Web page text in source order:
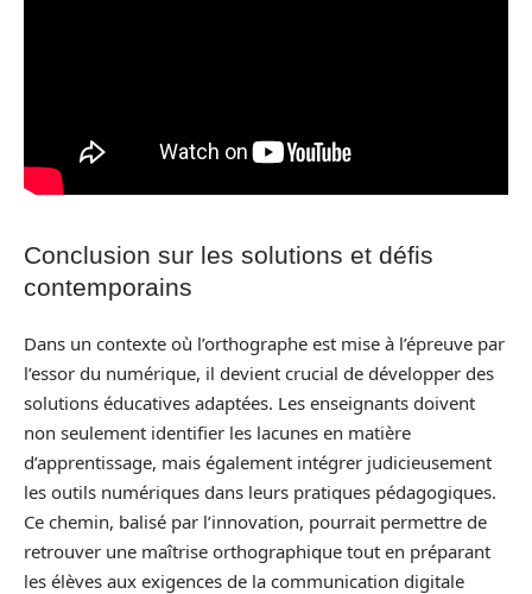
Conclusion sur les solutions et défis
contemporains
Dans un contexte où l’orthographe est mise à l’épreuve par
l’essor du numérique, il devient crucial de développer des
solutions éducatives adaptées. Les enseignants doivent
non seulement identifier les lacunes en matière
d’apprentissage, mais également intégrer judicieusement
les outils numériques dans leurs pratiques pédagogiques.
Ce chemin, balisé par l’innovation, pourrait permettre de
retrouver une maîtrise orthographique tout en préparant
les élèves aux exigences de la communication digitale